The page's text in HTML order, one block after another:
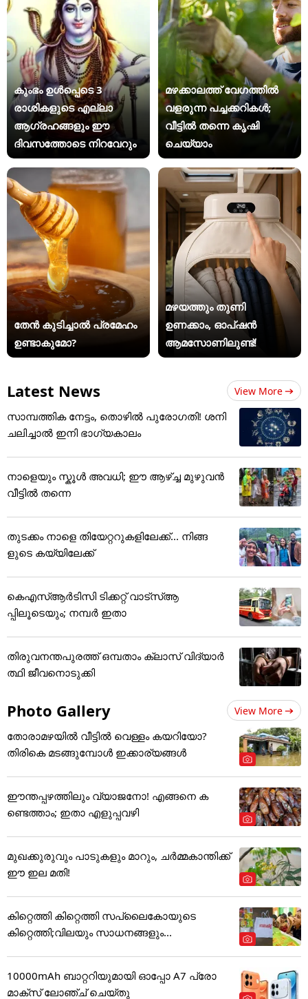
കുംഭം ഉൾപ്പെടെ 3
രാശികളുടെ എല്ലാ
ആഗ്രഹങ്ങളും ഈ
ദിവസത്തോടെ നിറവേറും
മഴക്കാലത്ത് വേഗത്തിൽ
വളരുന്ന പച്ചക്കറികൾ;
വീട്ടിൽ തന്നെ കൃഷി
ചെയ്യാം
തേൻ കുടിച്ചാൽ പ്രമേഹം
ഉണ്ടാകുമോ?
മഴയത്തും തുണി
ഉണക്കാം, ഓപ്ഷൻ
ആമസോണിലുണ്ട്!
Latest News View More
സാമ്പത്തിക നേട്ടം, തൊഴിൽ പുരോഗതി! ശനി
ചലിച്ചാൽ ഇനി ഭാഗ്യകാലം
നാളെയും സ്കൂൾ അവധി; ഈ ആഴ്ച്ച മുഴുവൻ
വീട്ടിൽ തന്നെ
തുടക്കം നാളെ തിയേറ്ററുകളിലേക്ക്... നിങ്ങ
ളുടെ കയ്യിലേക്ക്
കെഎസ്ആർടിസി ടിക്കറ്റ് വാട്‌സ്ആ
പ്പിലൂടെയും; നമ്പർ ഇതാ
തിരുവനന്തപുരത്ത് ഒമ്പതാം ക്ലാസ് വിദ്യാർ
ത്ഥി ജീവനൊടുക്കി
Photo Gallery View More
തോരാമഴയിൽ വീട്ടിൽ വെള്ളം കയറിയോ?
തിരികെ മടങ്ങുമ്പോൾ ഇക്കാര്യങ്ങൾ
ഈന്തപ്പഴത്തിലും വ്യാജനോ! എങ്ങനെ ക
ണ്ടെത്താം; ഇതാ എളുപ്പവഴി
മുഖക്കുരുവും പാടുകളും മാറും, ചർമ്മകാന്തിക്ക്
ഈ ഇല മതി!
കിറ്റെത്തി കിറ്റെത്തി സപ്ലൈകോയുടെ
കിറ്റെത്തി;വിലയും സാധനങ്ങളും...
10000mAh ബാറ്ററിയുമായി ഓപ്പോ A7 പ്രോ
മാക്സ് ലോഞ്ച് ചെയ്തു